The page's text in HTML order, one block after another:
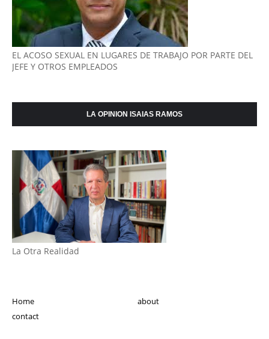
EL ACOSO SEXUAL EN LUGARES DE TRABAJO POR PARTE DEL
JEFE Y OTROS EMPLEADOS
LA OPINION ISAIAS RAMOS
La Otra Realidad
Home
about
contact